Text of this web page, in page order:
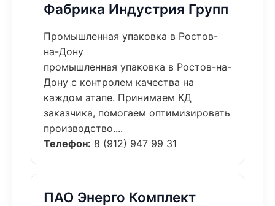
Фабрика Индустрия Групп
Промышленная упаковка в Ростов-
на-Дону
промышленная упаковка в Ростов-на-
Дону с контролем качества на
каждом этапе. Принимаем КД
заказчика, помогаем оптимизировать
производство....
Телефон: 8 (912) 947 99 31
ПАО Энерго Комплект